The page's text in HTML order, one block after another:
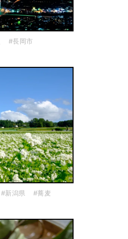
#長岡市
#新潟県
#蕎麦